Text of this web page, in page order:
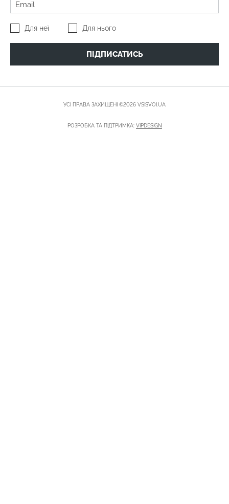
Для неї Для нього
ПІДПИСАТИСЬ
УСІ ПРАВА ЗАХИЩЕНІ ©2026 VSISVOI.UA
РОЗРОБКА ТА ПІДТРИМКА: VIPDESIGN